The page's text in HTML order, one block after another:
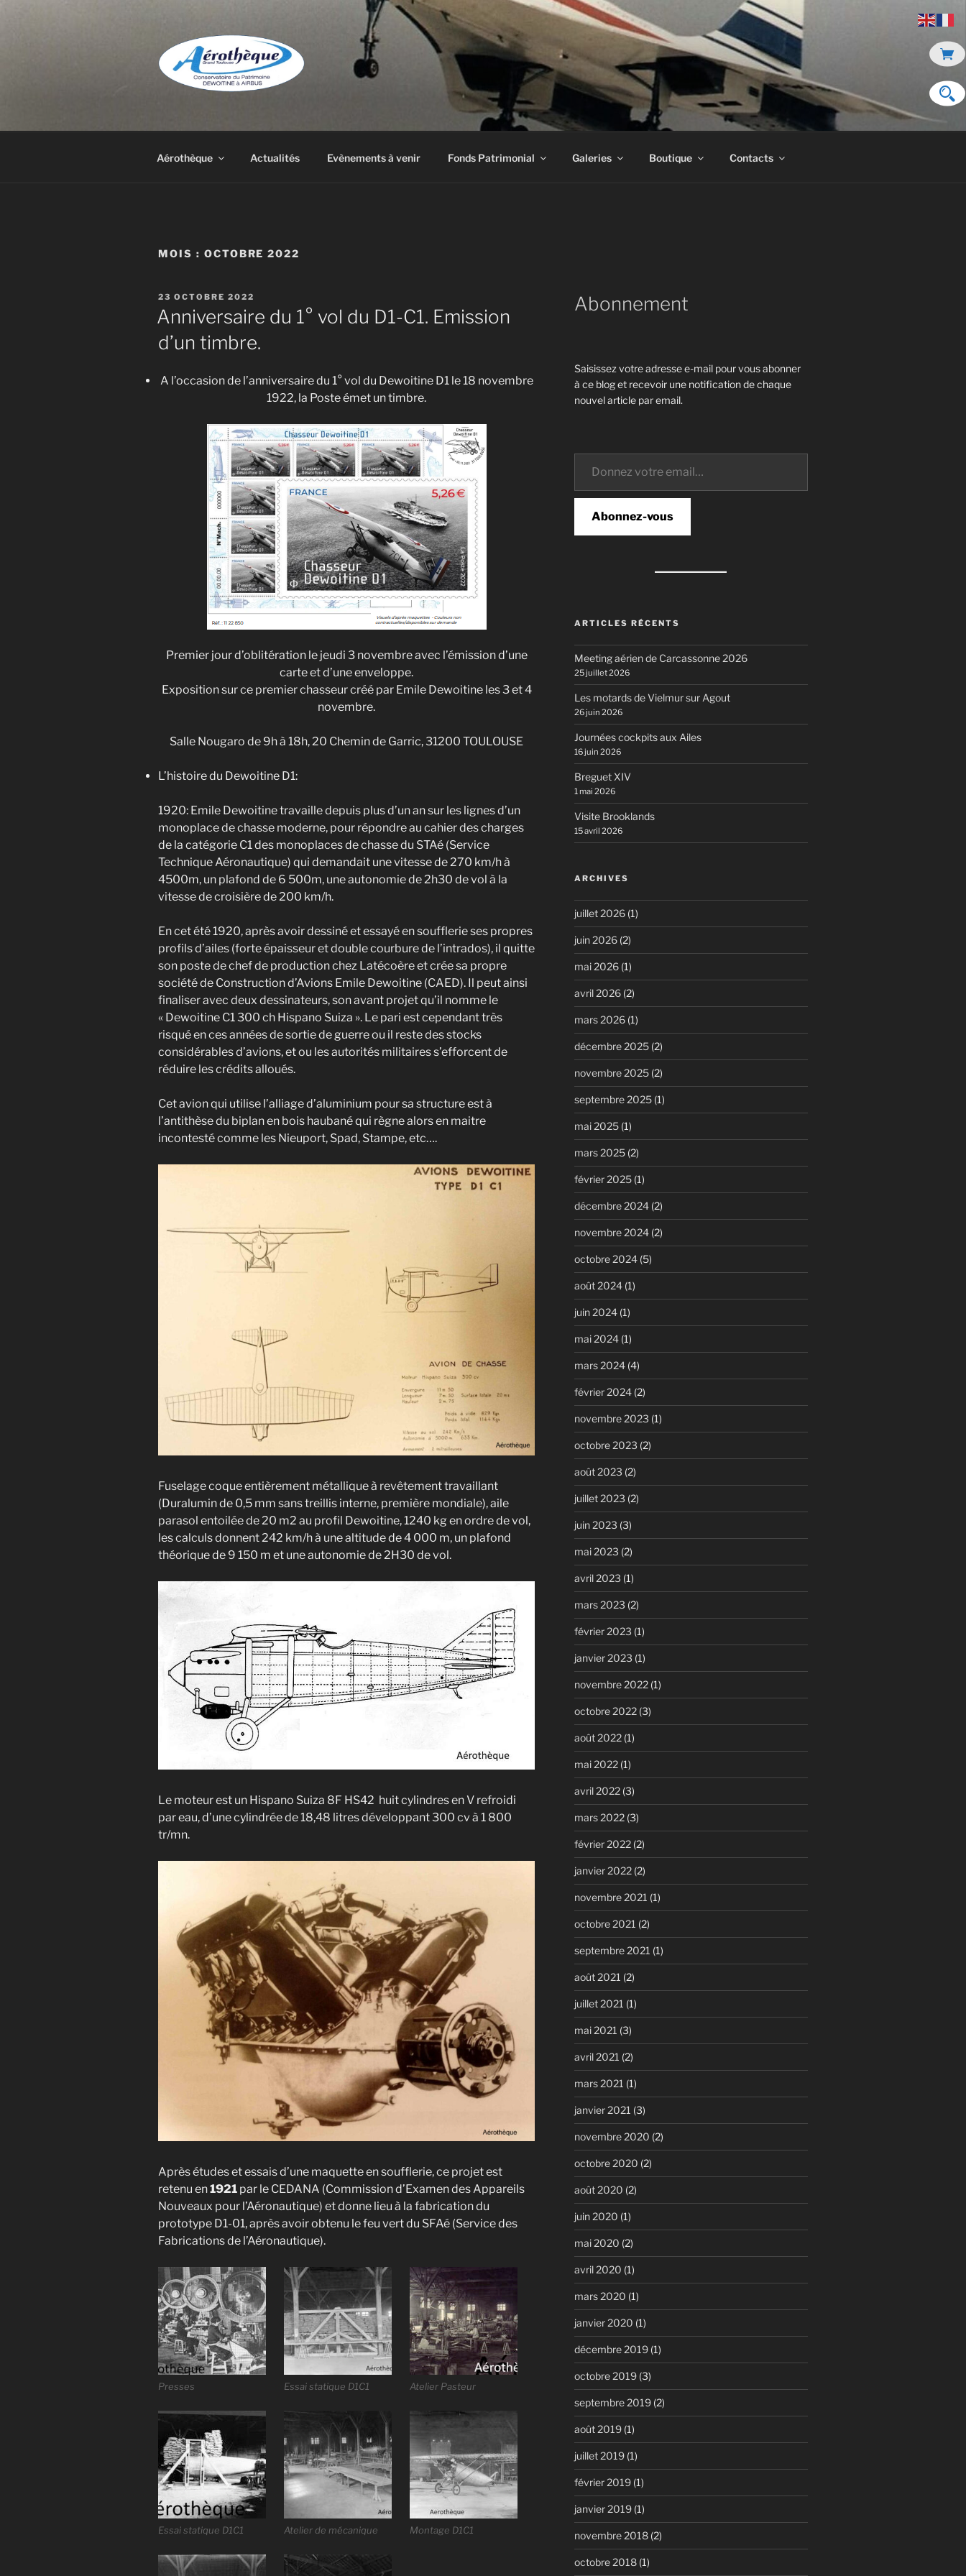
DE DEWOITINE À AIRBUS
Aérothèque Actualités Evènements à venir Fonds Patrimonial Galeries Boutique Contacts
MOIS : OCTOBRE 2022
PUBLIÉ
LE
23 OCTOBRE 2022
Anniversaire du 1° vol du D1-C1. Emission
d’un timbre.
A l’occasion de l’anniversaire du 1° vol du Dewoitine D1 le 18 novembre
1922, la Poste émet un timbre.
Premier jour d’oblitération le jeudi 3 novembre avec l’émission d’une
carte et d’une enveloppe.
Exposition sur ce premier chasseur créé par Emile Dewoitine les 3 et 4
novembre.
Salle Nougaro de 9h à 18h, 20 Chemin de Garric, 31200 TOULOUSE
L’histoire du Dewoitine D1:
1920: Emile Dewoitine travaille depuis plus d’un an sur les lignes d’un
monoplace de chasse moderne, pour répondre au cahier des charges
de la catégorie C1 des monoplaces de chasse du STAé (Service
Technique Aéronautique) qui demandait une vitesse de 270 km/h à
4500m, un plafond de 6 500m, une autonomie de 2h30 de vol à la
vitesse de croisière de 200 km/h.
En cet été 1920, après avoir dessiné et essayé en soufflerie ses propres
profils d’ailes (forte épaisseur et double courbure de l’intrados), il quitte
son poste de chef de production chez Latécoère et crée sa propre
société de Construction d’Avions Emile Dewoitine (CAED). Il peut ainsi
finaliser avec deux dessinateurs, son avant projet qu’il nomme le
« Dewoitine C1 300 ch Hispano Suiza ». Le pari est cependant très
risqué en ces années de sortie de guerre ou il reste des stocks
considérables d’avions, et ou les autorités militaires s’efforcent de
réduire les crédits alloués.
Cet avion qui utilise l’alliage d’aluminium pour sa structure est à
l’antithèse du biplan en bois haubané qui règne alors en maitre
incontesté comme les Nieuport, Spad, Stampe, etc….
Fuselage coque entièrement métallique à revêtement travaillant
(Duralumin de 0,5 mm sans treillis interne, première mondiale), aile
parasol entoilée de 20 m2 au profil Dewoitine, 1240 kg en ordre de vol,
les calculs donnent 242 km/h à une altitude de 4 000 m, un plafond
théorique de 9 150 m et une autonomie de 2H30 de vol.
Le moteur est un Hispano Suiza 8F HS42 huit cylindres en V refroidi
par eau, d’une cylindrée de 18,48 litres développant 300 cv à 1 800
tr/mn.
Après études et essais d’une maquette en soufflerie, ce projet est
retenu en1921 par le CEDANA (Commission d’Examen des Appareils
Nouveaux pour l’Aéronautique) et donne lieu à la fabrication du
prototype D1-01, après avoir obtenu le feu vert du SFAé (Service des
Fabrications de l’Aéronautique).
Presses Essai statique D1C1 Atelier Pasteur
Essai statique D1C1 Atelier de mécanique Montage D1C1
Abonnement
Saisissez votre adresse e-mail pour vous abonner
à ce blog et recevoir une notification de chaque
nouvel article par email.
Donnez votre email…
Abonnez-vous
ARTICLES RÉCENTS
Meeting aérien de Carcassonne 2026
25 juillet 2026
Les motards de Vielmur sur Agout
26 juin 2026
Journées cockpits aux Ailes
16 juin 2026
Breguet XIV
1 mai 2026
Visite Brooklands
15 avril 2026
ARCHIVES
juillet 2026(1)
juin 2026(2)
mai 2026(1)
avril 2026(2)
mars 2026(1)
décembre 2025(2)
novembre 2025(2)
septembre 2025(1)
mai 2025(1)
mars 2025(2)
février 2025(1)
décembre 2024(2)
novembre 2024(2)
octobre 2024(5)
août 2024(1)
juin 2024(1)
mai 2024(1)
mars 2024(4)
février 2024(2)
novembre 2023 (1)
octobre 2023 (2)
août 2023 (2)
juillet 2023 (2)
juin 2023 (3)
mai 2023 (2)
avril 2023 (1)
mars 2023 (2)
février 2023 (1)
janvier 2023 (1)
novembre 2022(1)
octobre 2022(3)
août 2022(1)
mai 2022(1)
avril 2022(3)
mars 2022(3)
février 2022(2)
janvier 2022(2)
novembre 2021 (1)
octobre 2021 (2)
septembre 2021 (1)
août 2021 (2)
juillet 2021 (1)
mai 2021 (3)
avril 2021 (2)
mars 2021 (1)
janvier 2021 (3)
novembre 2020 (2)
octobre 2020 (2)
août 2020 (2)
juin 2020 (1)
mai 2020 (2)
avril 2020 (1)
mars 2020 (1)
janvier 2020 (1)
décembre 2019(1)
octobre 2019(3)
septembre 2019(2)
août 2019(1)
juillet 2019(1)
février 2019(1)
janvier 2019(1)
novembre 2018(2)
octobre 2018(1)